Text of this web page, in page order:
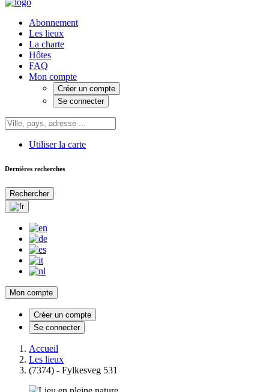
Abonnement
Les lieux
La charte
Hôtes
FAQ
Mon compte
Créer un compte
Se connecter
Utiliser la carte
Dernières recherches
Rechercher
Mon compte
Créer un compte
Se connecter
Accueil
Les lieux
(7374) - Fylkesveg 531